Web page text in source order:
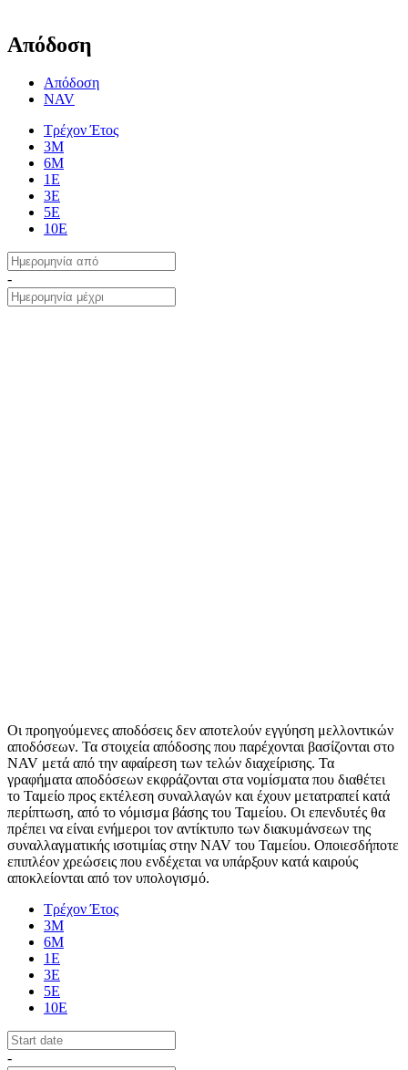
Απόδοση
Απόδοση
NAV
Τρέχον Έτος
3Μ
6Μ
1Ε
3Ε
5Ε
10Ε
-
Οι προηγούμενες αποδόσεις δεν αποτελούν εγγύηση μελλοντικών
αποδόσεων. Τα στοιχεία απόδοσης που παρέχονται βασίζονται στο
NAV μετά από την αφαίρεση των τελών διαχείρισης. Τα
γραφήματα αποδόσεων εκφράζονται στα νομίσματα που διαθέτει
το Ταμείο προς εκτέλεση συναλλαγών και έχουν μετατραπεί κατά
περίπτωση, από το νόμισμα βάσης του Ταμείου. Οι επενδυτές θα
πρέπει να είναι ενήμεροι τον αντίκτυπο των διακυμάνσεων της
συναλλαγματικής ισοτιμίας στην NAV του Ταμείου. Οποιεσδήποτε
επιπλέον χρεώσεις που ενδέχεται να υπάρξουν κατά καιρούς
αποκλείονται από τον υπολογισμό.
Τρέχον Έτος
3Μ
6Μ
1Ε
3Ε
5Ε
10Ε
-